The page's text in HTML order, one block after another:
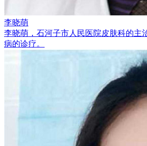
李晓萌
李晓萌，石河子市人民医院皮肤科的主
病的诊疗。